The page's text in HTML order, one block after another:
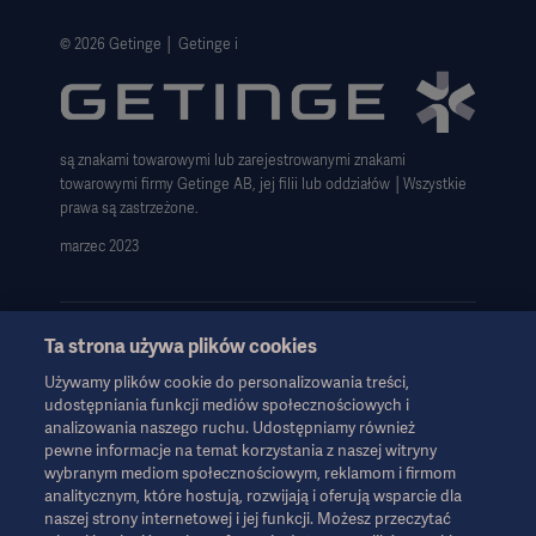
Polityka prywatności strony internetowej
Zastrzeżenie dotyczące korzystania z witryny
Informacja o plikach cookie
Deklaracja zgodności z GDPR
Strategia podatkowa 2023
© 2026 Getinge │ Getinge i
są znakami towarowymi lub zarejestrowanymi znakami
towarowymi firmy Getinge AB, jej filii lub oddziałów │Wszystkie
prawa są zastrzeżone.
marzec 2023
Informacje te są przeznaczone wyłącznie dla pracowników służby
zdrowia lub innych profesjonalnych odbiorców i mają charakter
wyłącznie informacyjny, nie są wyczerpujące i dlatego nie należy
ich traktować jako zamiennika instrukcji obsługi, instrukcji
serwisowej lub porady lekarskiej. Firma Getinge nie ponosi
odpowiedzialności za jakiekolwiek działania lub zaniechania
Ta strona używa plików cookies
Używamy plików cookie do personalizowania treści,
udostępniania funkcji mediów społecznościowych i
analizowania naszego ruchu. Udostępniamy również
pewne informacje na temat korzystania z naszej witryny
wybranym mediom społecznościowym, reklamom i firmom
analitycznym, które hostują, rozwijają i oferują wsparcie dla
naszej strony internetowej i jej funkcji. Możesz przeczytać